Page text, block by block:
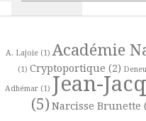
A. Lajoie(1) Académie
(1) Cryptoportique (2)
Adhémar (1) Jean-
(5) Narcisse Brunette